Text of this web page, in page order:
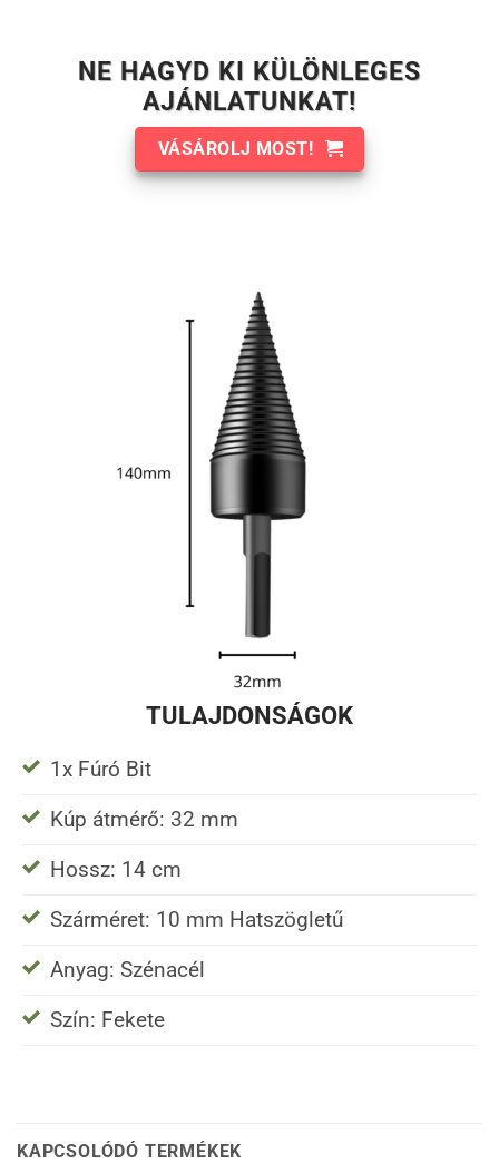
NE HAGYD KI KÜLÖNLEGES
AJÁNLATUNKAT!
VÁSÁROLJ MOST!
TULAJDONSÁGOK
1x Fúró Bit
Kúp átmérő: 32 mm
Hossz: 14 cm
Szárméret: 10 mm Hatszögletű
Anyag: Szénacél
Szín: Fekete
KAPCSOLÓDÓ TERMÉKEK